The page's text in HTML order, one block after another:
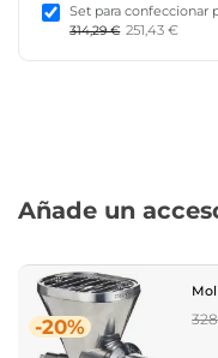
Set para confeccionar
314,29 € 251,43 €
Añade un
-20%